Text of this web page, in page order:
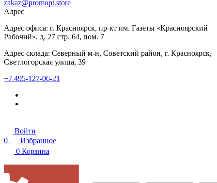
zakaz@promopt.store
Адрес
Адрес офиса: г. Красноярск, пр-кт им. Газеты «Красноярский
Рабочий», д. 27 стр. 64, пом. 7
Адрес склада: Северный м-н, Советский район, г. Красноярск,
Светлогорская улица, 39
+7 495-127-06-21
Войти
0
Избранное
0 Корзина